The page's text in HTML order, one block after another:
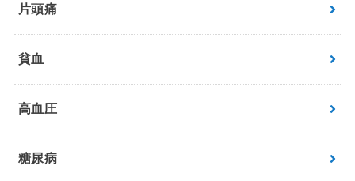
片頭痛
貧血
高血圧
糖尿病